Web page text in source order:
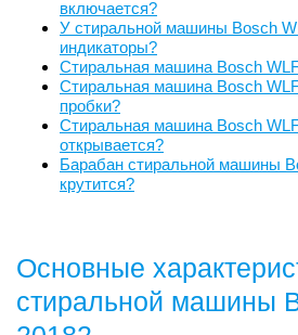
включается?
У стиральной машины Bosch
индикаторы?
Стиральная машина Bosch
Стиральная машина Bosch
пробки?
Стиральная машина Bosch
открывается?
Барабан стиральной машины
крутится?
Основные
стиральной машины